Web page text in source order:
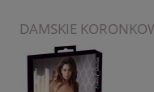
DAMSKIE